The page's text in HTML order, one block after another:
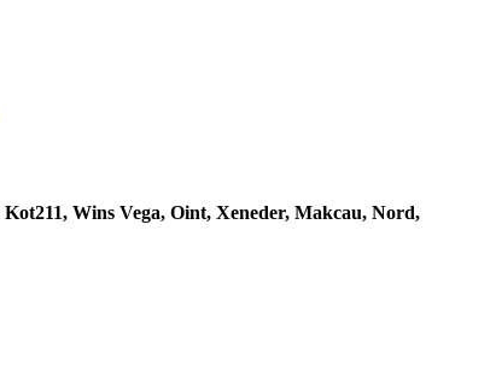
Kot211, Wins Vega, Oint, Xeneder, Makcau, Nord,